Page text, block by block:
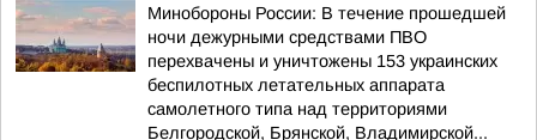
Минобороны России: В течение прошедшей
ночи дежурными средствами ПВО
перехвачены и уничтожены 153 украинских
беспилотных летательных аппарата
самолетного типа над территориями
Белгородской, Брянской, Владимирской...